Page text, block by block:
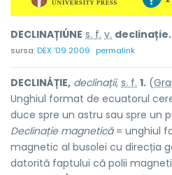
DECLINAȚIÚNE s. f. v. declinație.
sursa:DEX '09 2009 permalink
DECLINÁȚIE, declinații, s. f. 1. (
Unghiul format de ecuatorul
duce spre un astru sau spre un
Declinație magnetică= unghiul
magnetic al busolei cu direcția
datorită faptului că polii